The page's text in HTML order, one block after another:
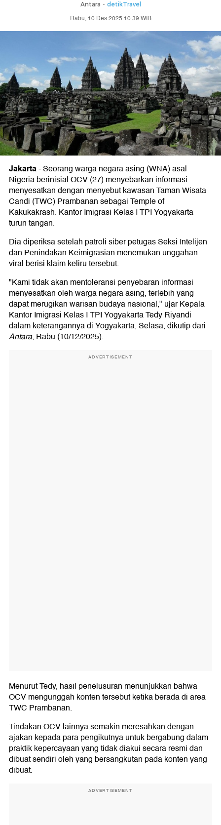
Antara - detikTravel
Rabu, 10 Des 2025 10:39 WIB
Jakarta-Seorang warga negara asing (WNA) asal
Nigeria berinisial OCV (27) menyebarkan informasi
menyesatkan dengan menyebut kawasan Taman Wisata
Candi (TWC) Prambanan sebagai Temple of
Kakukakrash. Kantor Imigrasi Kelas I TPI Yogyakarta
turun tangan.
Dia diperiksa setelah patroli siber petugas Seksi Intelijen
dan Penindakan Keimigrasian menemukan unggahan
viral berisi klaim keliru tersebut.
"Kami tidak akan mentoleransi penyebaran informasi
menyesatkan oleh warga negara asing, terlebih yang
dapat merugikan warisan budaya nasional," ujar Kepala
Kantor Imigrasi Kelas I TPI Yogyakarta Tedy Riyandi
dalam keterangannya di Yogyakarta, Selasa, dikutip dari
Antara, Rabu (10/12/2025).
ADVERTISEMENT
Menurut Tedy, hasil penelusuran menunjukkan bahwa
OCV mengunggah konten tersebut ketika berada di area
TWC Prambanan.
Tindakan OCV lainnya semakin meresahkan dengan
ajakan kepada para pengikutnya untuk bergabung dalam
praktik kepercayaan yang tidak diakui secara resmi dan
dibuat sendiri oleh yang bersangkutan pada konten yang
dibuat.
ADVERTISEMENT